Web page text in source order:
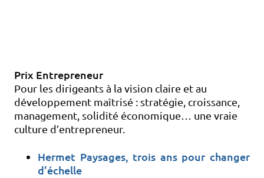
Prix Entrepreneur
Pour les dirigeants à la vision claire et au
développement maîtrisé : stratégie, croissance,
management, solidité économique… une vraie
culture d’entrepreneur.
Hermet Paysages, trois ans pour changer
d’échelle